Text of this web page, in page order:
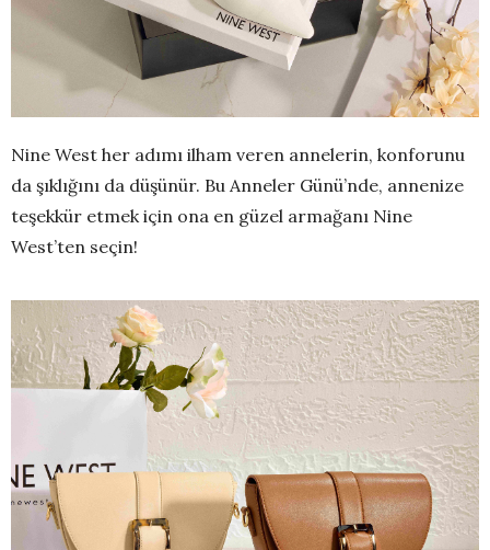
Nine West her adımı ilham veren annelerin, konforunu
da şıklığını da düşünür. Bu Anneler Günü’nde, annenize
teşekkür etmek için ona en güzel armağanı Nine
West’ten seçin!